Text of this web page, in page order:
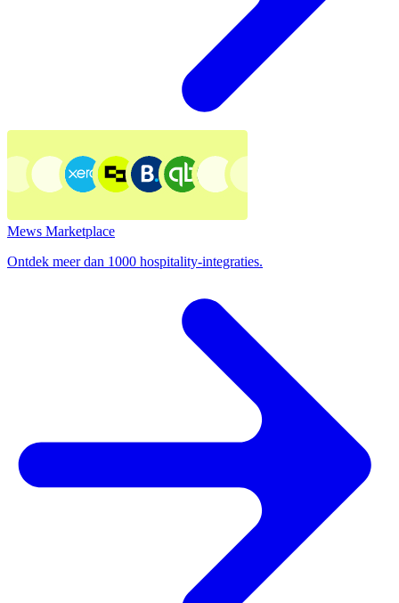
Mews Marketplace
Ontdek meer dan 1000 hospitality-integraties.